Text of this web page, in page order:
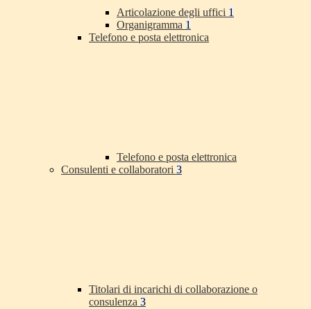
Articolazione degli uffici 1
Organigramma 1
Telefono e posta elettronica
Telefono e posta elettronica
Consulenti e collaboratori 3
Titolari di incarichi di collaborazione o
consulenza 3